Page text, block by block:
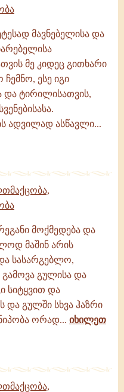
მავნებელისა და
მე კიდეც გითხარი
ჩემნო, ესე იგი
და ტირილისათვის,
ადვილად ასწავლი...
მოქმედება და
მაშინ არის
სასარგებლო,
გამოვა გულისა და
სიტყვით და
და გულში სხვა ჰაზრი
ორად... იხილეთ